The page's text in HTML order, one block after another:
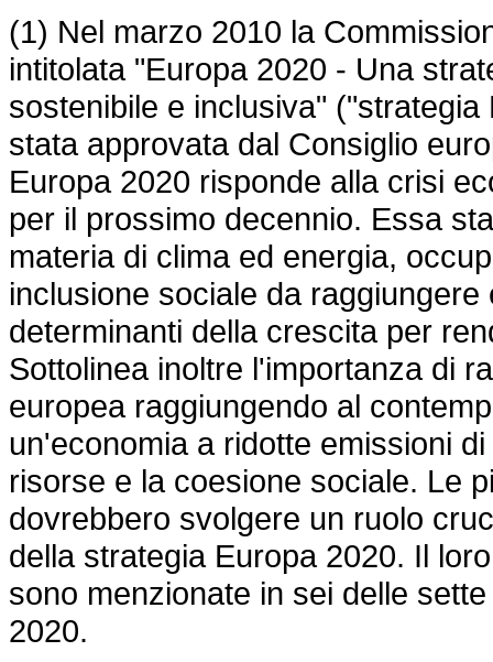
(1) Nel marzo 2010 la
intitolata "Europa 2020 - Una
sostenibile e inclusiva"
stata approvata dal Consiglio
Europa 2020 risponde alla crisi
per il prossimo decennio. Essa
materia di clima ed energia,
inclusione sociale da
determinanti della crescita per
Sottolinea inoltre l'importanza di
europea raggiungendo al
un'economia a ridotte emissioni
risorse e la coesione sociale. Le
dovrebbero svolgere un ruolo
della strategia Europa 2020. Il
sono menzionate in sei delle
2020.